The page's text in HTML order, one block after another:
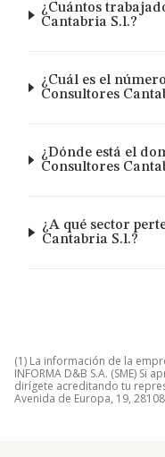
¿Cuántos
Cantabria S.l.?
¿Cuál es el
Consultores
¿Dónde está el
Consultores
¿A qué sector
Cantabria S.l.?
(1) La información de la
INFORMA D&B S.A. (SME)
dirígete acreditando tu
Avenida de Europa, 19,